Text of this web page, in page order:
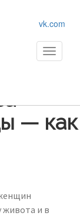
vk.com
Toggle
— как
и в